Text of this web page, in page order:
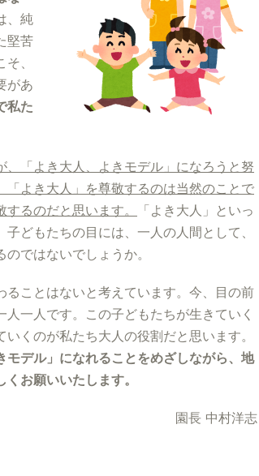
、純
堅苦
、
があ
私た
、「よき大人、よきモデル」になろうと努
「よき大人」を尊敬するのは当然のことで
るのだと思います。
「よき大人」といっ
どもたちの目には、一人の人間として、
ではないでしょうか。
ことはないと考えています。今、目の前
一人です。この子どもたちが生きていく
くのが私たち大人の役割だと思います。
デル」になれることをめざしながら、地
お願いいたします。
園長 中村洋志